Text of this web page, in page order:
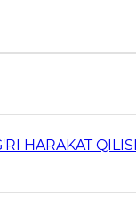
HARAKAT